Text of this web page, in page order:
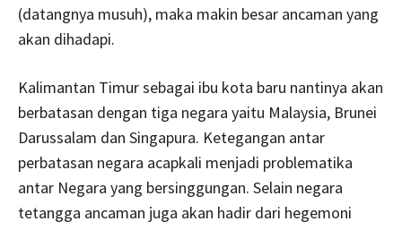
(datangnya musuh), maka makin besar ancaman yang
akan dihadapi.
Kalimantan Timur sebagai ibu kota baru nantinya akan
berbatasan dengan tiga negara yaitu Malaysia, Brunei
Darussalam dan Singapura. Ketegangan antar
perbatasan negara acapkali menjadi problematika
antar Negara yang bersinggungan. Selain negara
tetangga ancaman juga akan hadir dari hegemoni